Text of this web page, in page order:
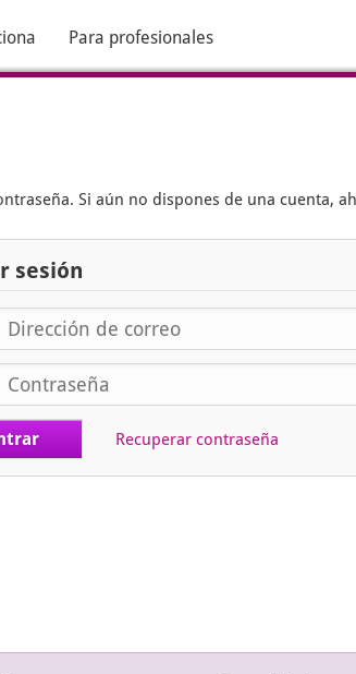
Para profesionales
Si aún no dispones de una cuenta,
sesión
Recuperar contraseña